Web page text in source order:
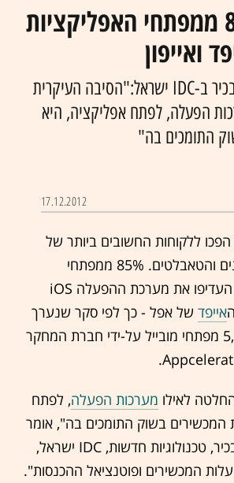
סקר: כ-80% ממפתחי האפליקציות
ואייפון
אורן רביב, אנליסט בכיר ב-IDC ישראל:"הסיבה העיקרית
הפעלה, לפתח אפליקציה, היא
התומכים בה"
17.12.2012
הפכו ללקוחות החשובים ביותר של
יצרניות הסמארטפונים והטאבלטים. 85% ממפתחי
האפליקציות בעולם העדיפו את מערכת ההפעלה iOS
אייפד של אפל - כך לפי סקר שנערך
לאילו מערכות הפעלה, לפתח
המכשירים בשוק התומכים בה", אומר
אורן רביב, אנליסט בכיר, טכנולוגיות חדשות, IDC ישראל,
המכשירים ופוטנציאל ההכנסות".